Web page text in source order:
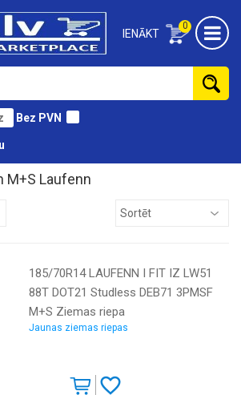
0
IENĀKT
Bez PVN
M+S Laufenn
185/70R14 LAUFENN I FIT IZ LW51
88T DOT21 Studless DEB71 3PMSF
M+S Ziemas riepa
Jaunas ziemas riepas